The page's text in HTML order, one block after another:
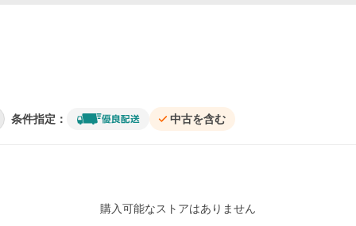
条件指定： 中古を含む
購入可能なストアはありません